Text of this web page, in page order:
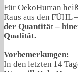
Für OekoHuman
Raus aus den FÜHL
der Quantität –
Qualität.
Vorbemerkungen:
In den letzten 14